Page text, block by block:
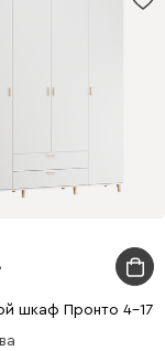
шкаф Пронто 4-